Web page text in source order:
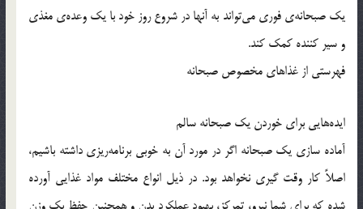
یک صبحانه‌ی فوری می‌تواند به آنها در شروع روز خود با یک وعده‌ی مغذی
و سیر کننده کمک کند.
فهرستی از غذاهای مخصوص صبحانه
ایده‌هایی برای خوردن یک صبحانه سالم
آماده سازی یک صبحانه اگر در مورد آن به خوبی برنامه‌ریزی داشته باشیم،
اصلاً کار وقت گیری نخواهد بود. در ذیل انواع مختلف مواد غذایی آورده